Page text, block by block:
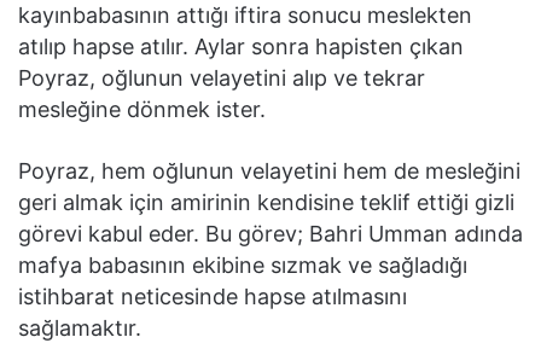
kayınbabasının attığı iftira sonucu meslekten
atılıp hapse atılır. Aylar sonra hapisten çıkan
Poyraz, oğlunun velayetini alıp ve tekrar
mesleğine dönmek ister.
Poyraz, hem oğlunun velayetini hem de mesleğini
geri almak için amirinin kendisine teklif ettiği gizli
görevi kabul eder. Bu görev; Bahri Umman adında
mafya babasının ekibine sızmak ve sağladığı
istihbarat neticesinde hapse atılmasını
sağlamaktır.